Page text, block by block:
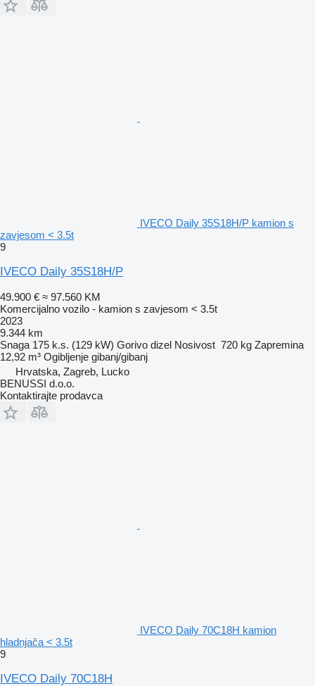
IVECO Daily 35S18H/P kamion s
zavjesom < 3.5t
9
IVECO Daily 35S18H/P
49.900 € ≈ 97.560 KM
Komercijalno vozilo - kamion s zavjesom < 3.5t
2023
9.344 km
Snaga 175 k.s. (129 kW) Gorivo dizel Nosivost 720 kg Zapremina
12,92 m³ Ogibljenje gibanj/gibanj
Hrvatska, Zagreb, Lucko
BENUSSI d.o.o.
Kontaktirajte prodavca
IVECO Daily 70C18H kamion
hladnjača < 3.5t
9
IVECO Daily 70C18H